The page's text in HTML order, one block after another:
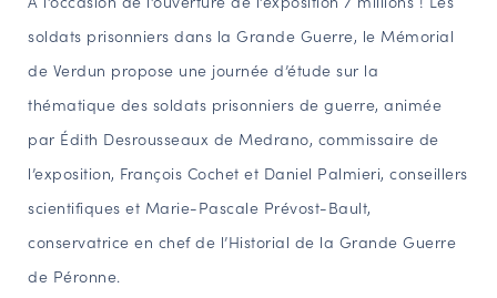
PORTAIL CULTURE
Comité d'Histoire Régionale
Service Inventaire et Patrimoines de la Région Grand Est
soldats prisonniers dans la Grande Guerre, le Mémorial
de Verdun propose une journée d’étude sur la
thématique des soldats prisonniers de guerre, animée
par Édith Desrousseaux de Medrano, commissaire de
l’exposition, François Cochet et Daniel Palmieri, conseillers
scientifiques et Marie-Pascale Prévost-Bault,
conservatrice en chef de l’Historial de la Grande Guerre
de Péronne.